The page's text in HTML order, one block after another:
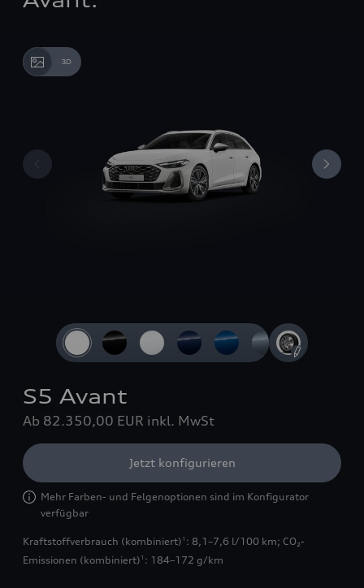
S5 Avant
Ab 82.350,00 EUR inkl. MwSt
Jetzt konfigurieren
Mehr Farben- und Felgenoptionen sind im Konfigurator
verfügbar
Kraftstoffverbrauch (kombiniert) 1 : 8,1–7,6 l/100 km; CO₂-
Emissionen (kombiniert) 1 : 184–172 g/km